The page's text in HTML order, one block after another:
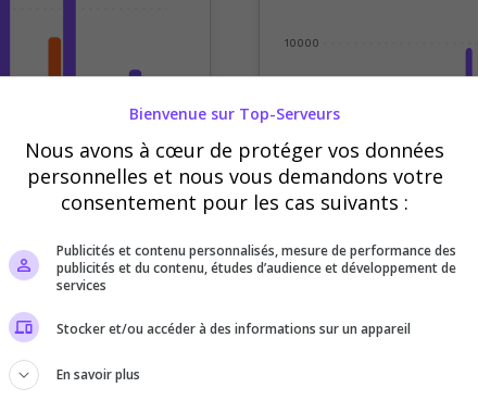
0
10000
Votes
Bienvenue sur Top-Serveurs
Nous avons à cœur de protéger vos données
personnelles et nous vous demandons votre
consentement pour les cas suivants :
Publicités et contenu personnalisés, mesure de performance des
publicités et du contenu, études d’audience et développement de
services
Stocker et/ou accéder à des informations sur un appareil
En savoir plus